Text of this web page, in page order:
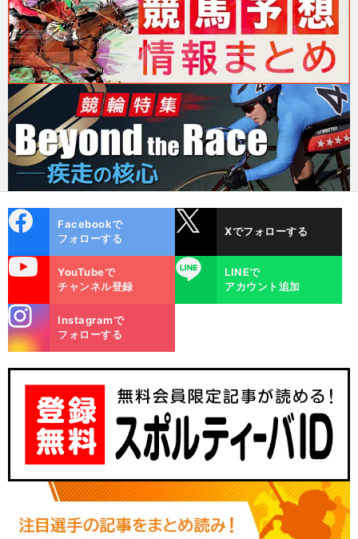
ok
Facebookで
フォローする
Xでフォローする
YouTubeで
チャンネル登録
LINE
LINEで
アカウント追加
m
Instagramで
フォローする